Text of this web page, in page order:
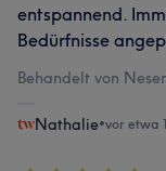
entspannend.
Bedürfnisse
Behandelt von
Nathalie•vor etwa